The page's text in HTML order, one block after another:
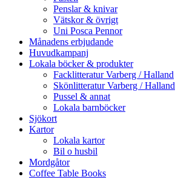
Penslar & knivar
Vätskor & övrigt
Uni Posca Pennor
Månadens erbjudande
Huvudkampanj
Lokala böcker & produkter
Facklitteratur Varberg / Halland
Skönlitteratur Varberg / Halland
Pussel & annat
Lokala barnböcker
Sjökort
Kartor
Lokala kartor
Bil o husbil
Mordgåtor
Coffee Table Books